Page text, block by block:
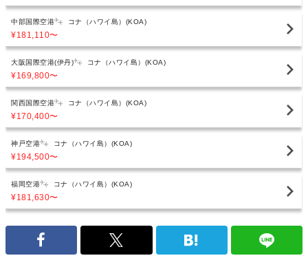
中部国際空港 コナ（ハワイ島）(KOA)
¥181,110〜
大阪国際空港(伊丹) コナ（ハワイ島）(KOA)
¥169,800〜
関西国際空港 コナ（ハワイ島）(KOA)
¥170,400〜
神戸空港 コナ（ハワイ島）(KOA)
¥194,500〜
福岡空港 コナ（ハワイ島）(KOA)
¥181,630〜